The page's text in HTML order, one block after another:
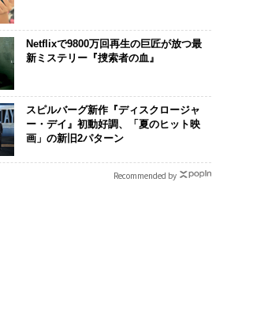
Netflixで9800万回再生の巨匠が放つ最
新ミステリー『捜索者の血』
スピルバーグ新作『ディスクロージャ
ー・デイ』初動好調、「夏のヒット映
画」の新旧2パターン
Recommended by